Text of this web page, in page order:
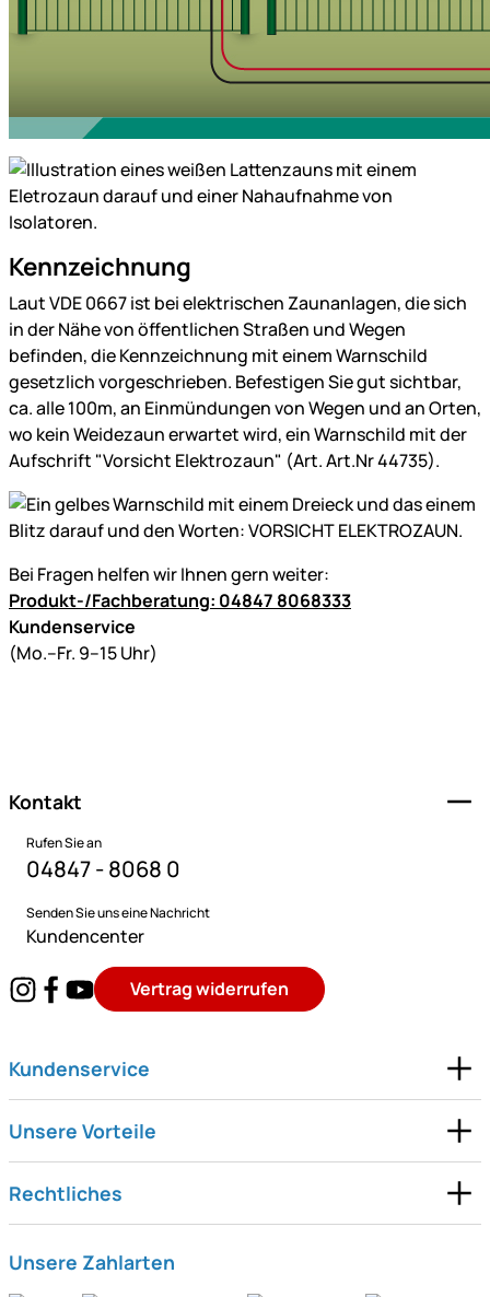
Kennzeichnung
Laut VDE 0667 ist bei elektrischen Zaunanlagen, die sich
in der Nähe von öffentlichen Straßen und Wegen
befinden, die Kennzeichnung mit einem Warnschild
gesetzlich vorgeschrieben. Befestigen Sie gut sichtbar,
ca. alle 100m, an Einmündungen von Wegen und an Orten,
wo kein Weidezaun erwartet wird, ein Warnschild mit der
Aufschrift "Vorsicht Elektrozaun" (Art. Art.Nr 44735).
Bei Fragen helfen wir Ihnen gern weiter:
Produkt-/Fachberatung: 04847 8068333
Kundenservice
(Mo.–Fr. 9–15 Uhr)
Kontakt
Rufen Sie an
04847 - 8068 0
Senden Sie uns eine Nachricht
Kundencenter
Vertrag widerrufen
Kundenservice
Unsere Vorteile
Rechtliches
Unsere Zahlarten